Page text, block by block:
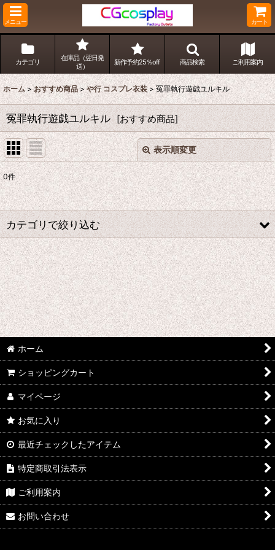
メニュー カート
カテゴリ
在庫品（翌日発
送）
新作予約25％off 商品検索 ご利用案内
ホーム > おすすめ商品 > や行 コスプレ衣装 > 冤罪執行遊戯ユルキル
冤罪執行遊戯ユルキル [おすすめ商品]
表示順変更
表示数:
並び順:
絞り込む
閉じる
0件
カテゴリで絞り込む
や行 コスプレ衣装 (全商品)
ユーリ!!! on ICE
弱虫ペダル
幼女戦記
山田くんと7人の魔女
夢王国と眠れる100人の王子様
遊☆戯☆王デュエルモンスターズGX
幽☆遊☆白書
約束のネバーランド
遊戯王
ようこそ実力至上主義の教室へ
ホーム
ショッピングカート
マイページ
お気に入り
最近チェックしたアイテム
特定商取引法表示
ご利用案内
お問い合わせ